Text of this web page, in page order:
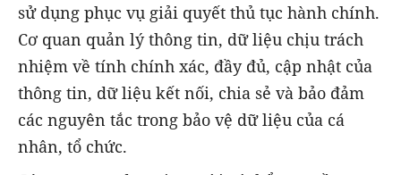
sử dụng phục vụ giải quyết thủ tục hành chính.
Cơ quan quản lý thông tin, dữ liệu chịu trách
nhiệm về tính chính xác, đầy đủ, cập nhật của
thông tin, dữ liệu kết nối, chia sẻ và bảo đảm
các nguyên tắc trong bảo vệ dữ liệu của cá
nhân, tổ chức.